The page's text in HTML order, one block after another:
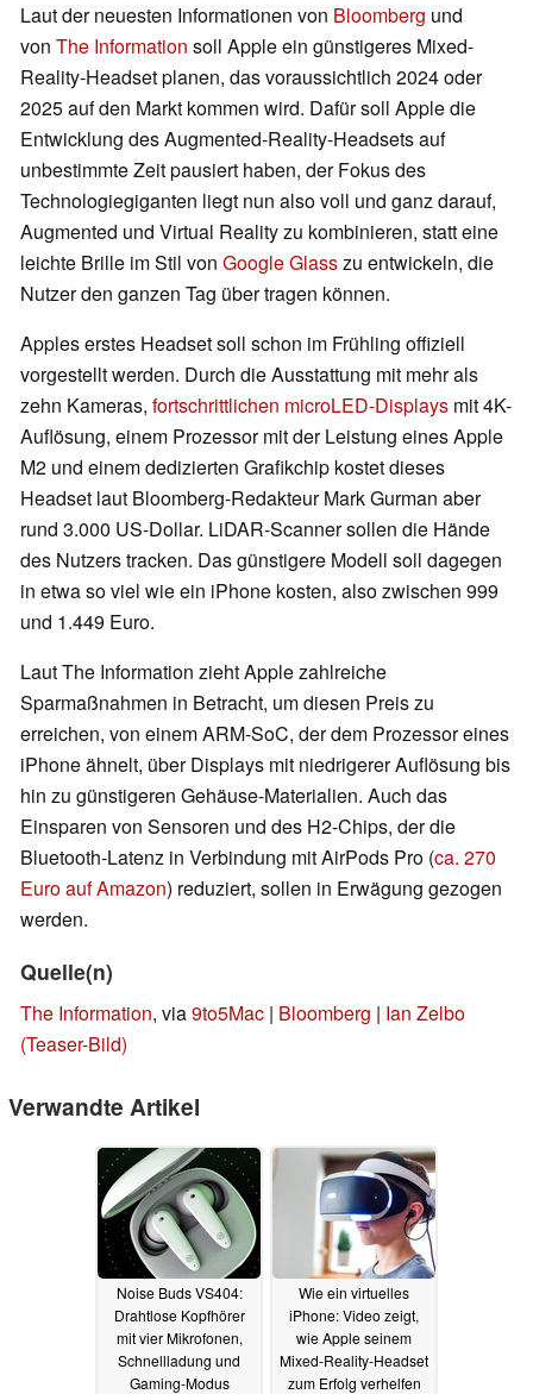
Laut der neuesten Informationen von Bloomberg und
von The Information soll Apple ein günstigeres Mixed-
Reality-Headset planen, das voraussichtlich 2024 oder
2025 auf den Markt kommen wird. Dafür soll Apple die
Entwicklung des Augmented-Reality-Headsets auf
unbestimmte Zeit pausiert haben, der Fokus des
Technologiegiganten liegt nun also voll und ganz darauf,
Augmented und Virtual Reality zu kombinieren, statt eine
leichte Brille im Stil von Google Glasszu entwickeln, die
Nutzer den ganzen Tag über tragen können.
Apples erstes Headset soll schon im Frühling offiziell
vorgestellt werden. Durch die Ausstattung mit mehr als
zehn Kameras, fortschrittlichen microLED-Displays mit 4K-
Auflösung, einem Prozessor mit der Leistung eines Apple
M2 und einem dedizierten Grafikchip kostet dieses
Headset laut Bloomberg-Redakteur Mark Gurman aber
rund 3.000 US-Dollar. LiDAR-Scanner sollen die Hände
des Nutzers tracken. Das günstigere Modell soll dagegen
in etwa so viel wie ein iPhone kosten, also zwischen 999
und 1.449 Euro.
Laut The Information zieht Apple zahlreiche
Sparmaßnahmen in Betracht, um diesen Preis zu
erreichen, von einem ARM-SoC, der dem Prozessor eines
iPhone ähnelt, über Displays mit niedrigerer Auflösung bis
hin zu günstigeren Gehäuse-Materialien. Auch das
Einsparen von Sensoren und des H2-Chips, der die
Bluetooth-Latenz in Verbindung mit AirPods Pro (ca. 270
Euro auf Amazon) reduziert, sollen in Erwägung gezogen
werden.
Quelle(n)
The Information, via9to5Mac | Bloomberg | Ian Zelbo
(Teaser-Bild)
Verwandte Artikel
Noise Buds VS404:
Drahtlose Kopfhörer
mit vier Mikrofonen,
Schnellladung und
Gaming-Modus
Wie ein virtuelles
iPhone: Video zeigt,
wie Apple seinem
Mixed-Reality-Headset
zum Erfolg verhelfen